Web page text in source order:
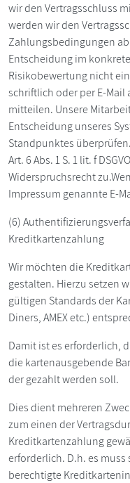
wir den Vertragsschluss
werden wir den
Zahlungsbedingungen
Entscheidung im
Risikobewertung nicht
schriftlich oder per E-
mitteilen. Unsere
Entscheidung unseres
Standpunktes
Art. 6 Abs. 1 S. 1 lit. f
Widerspruchsrecht
Impressum genannte E-
(6)
Kreditkartenzahlung
Wir möchten die
gestalten. Hierzu setzen
gültigen Standards der
Diners, AMEX etc.)
Damit ist es erforderlich,
die kartenausgebende
der gezahlt werden soll.
Dies dient mehreren
zum einen der
Kreditkartenzahlung
erforderlich. D.h. es
berechtigte